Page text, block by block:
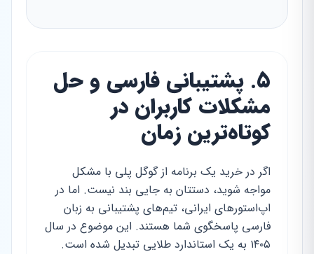
۵. پشتیبانی فارسی و حل
مشکلات کاربران در
کوتاه‌ترین زمان
اگر در خرید یک برنامه از گوگل پلی با مشکل
مواجه شوید، دستتان به جایی بند نیست. اما در
اپ‌استورهای ایرانی، تیم‌های پشتیبانی به زبان
فارسی پاسخگوی شما هستند. این موضوع در سال
۱۴۰۵ به یک استاندارد طلایی تبدیل شده است.